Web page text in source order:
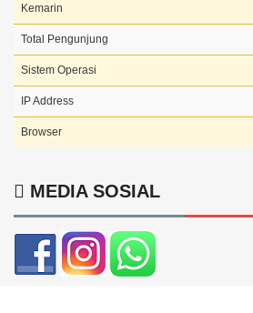
Kemarin
Total Pengunjung
Sistem Operasi
IP Address
Browser
MEDIA SOSIAL